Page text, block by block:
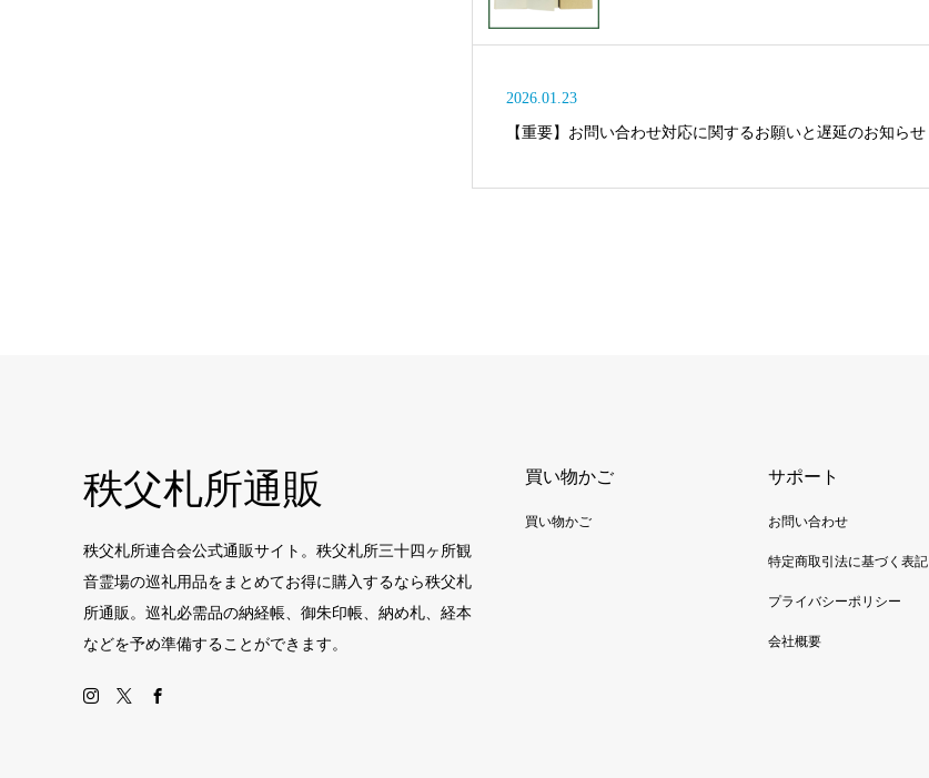
2026.01.23
【重要】お問い合わせ対応に関するお願いと遅延のお知らせ
秩父札所通販
秩父札所連合会公式通販サイト。秩父札所三十四ヶ所観
音霊場の巡礼用品をまとめてお得に購入するなら秩父札
所通販。巡礼必需品の納経帳、御朱印帳、納め札、経本
などを予め準備することができます。
買い物かご
買い物かご
サポート
お問い合わせ
特定商取引法に基づく表記
プライバシーポリシー
会社概要